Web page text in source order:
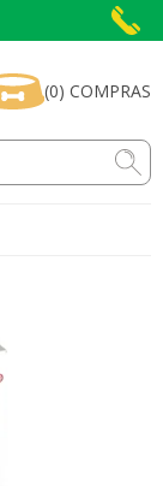
(0) COMPRAS